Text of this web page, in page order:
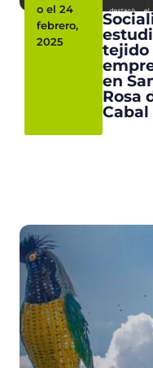
o el 24
febrero,
2025
tejido
en
Rosa
Cabal